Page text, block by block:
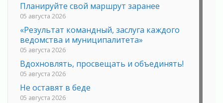
Планируйте свой маршрут заранее
05 августа 2026
«Результат командный, заслуга каждого
ведомства и муниципалитета»
05 августа 2026
Вдохновлять, просвещать и объединять!
05 августа 2026
Не оставят в беде
05 августа 2026